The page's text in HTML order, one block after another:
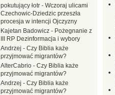
pokutujący łotr - Wczoraj ulicami
Czechowic-Dziedzic przeszła
procesja w intencji Ojczyzny
Kajetan Badowicz - Pożegnanie z
III RP Dezinformacja i wybory
Andrzej - Czy Biblia każe
przyjmować migrantów?
AlterCabrio - Czy Biblia każe
przyjmować migrantów?
Andrzej - Czy Biblia każe
przyjmować migrantów?